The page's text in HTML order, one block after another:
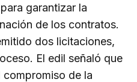
garantizar la
de los contratos.
dos licitaciones,
El edil señaló que
de la